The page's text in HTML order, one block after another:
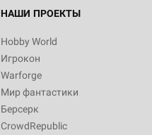
НАШИ ПРОЕКТЫ
Hobby World
Игрокон
Warforge
Мир фантастики
Берсерк
CrowdRepublic